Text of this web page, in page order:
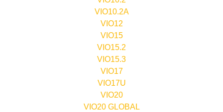
VIO10.2A
VIO12
VIO15
VIO15.2
VIO15.3
VIO17
VIO17U
VIO20
VIO20 GLOBAL